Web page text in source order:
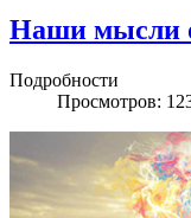
Наши мысли
Подробности
Просмотров: